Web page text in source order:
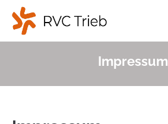
Impressum